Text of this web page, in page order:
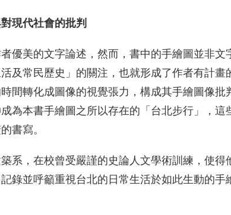
現代社會的批判
優美的文字論述，然而，書中的手繪圖並非
及常民歷史」的關注，也就形成了作者有計
間轉化成圖像的視覺張力，構成其手繪圖像
為本書手繪圖之所以存在的「台北步行」，
書寫。
系，在校曾受嚴謹的史論人文學術訓練，使
錄並呼籲重視台北的日常生活於如此生動的